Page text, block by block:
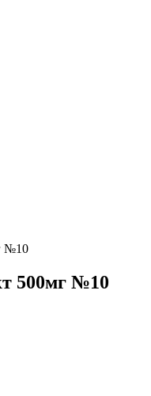
№10
500мг №10